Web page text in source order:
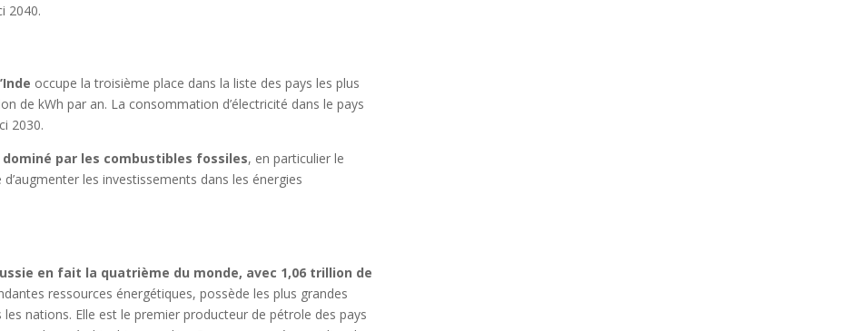
2040.
occupe la troisième place dans la liste des pays les plus
de kWh par an. La consommation d’électricité dans le pays
2030.
par les combustibles fossiles, en particulier le
les investissements dans les énergies
en fait la quatrième du monde, avec 1,06 trillion de
ressources énergétiques, possède les plus grandes
nations. Elle est le premier producteur de pétrole des pays